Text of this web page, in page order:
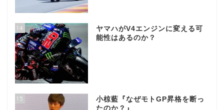
14
ヤマハがV4エンジンに変える可
能性はあるのか？
15
小椋藍『なぜモトGP昇格を断っ
たのか？』